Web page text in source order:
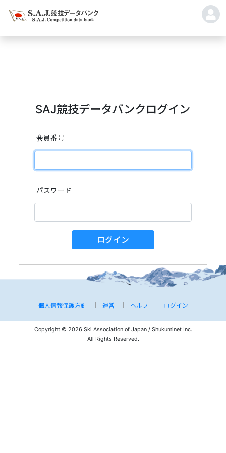
SAJ競技データバンクログイン
会員番号
パスワード
ログイン
個人情報保護方針 運営 ヘルプ ログイン
Copyright © 2026 Ski Association of Japan / Shukuminet Inc.
All Rights Reserved.